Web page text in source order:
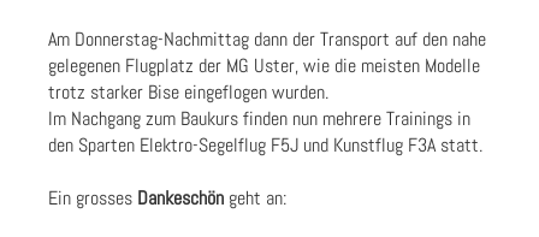
Am Donnerstag-Nachmittag dann der Transport auf den nahe
gelegenen Flugplatz der MG Uster, wie die meisten Modelle
trotz starker Bise eingeflogen wurden.
Im Nachgang zum Baukurs finden nun mehrere Trainings in
den Sparten Elektro-Segelflug F5J und Kunstflug F3A statt.
Ein grosses Dankeschön geht an: